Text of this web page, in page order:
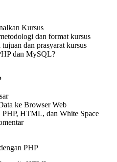
Kursus
dan format kursus
dan prasyarat kursus
dan MySQL?
ke Browser Web
PHP, HTML, dan White Space
PHP